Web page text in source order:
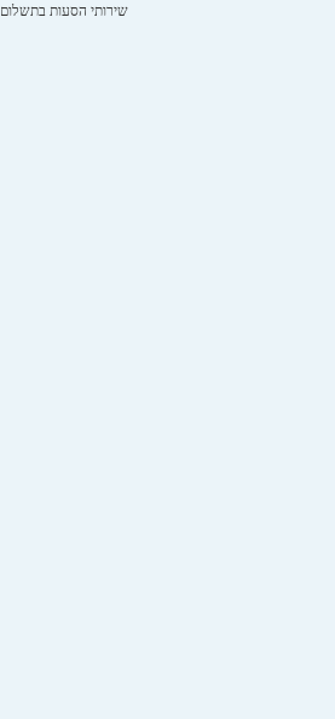
שירותי הסעות בתשלום